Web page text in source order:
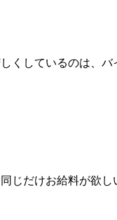
くしているのは、バ
じだけお給料が欲し